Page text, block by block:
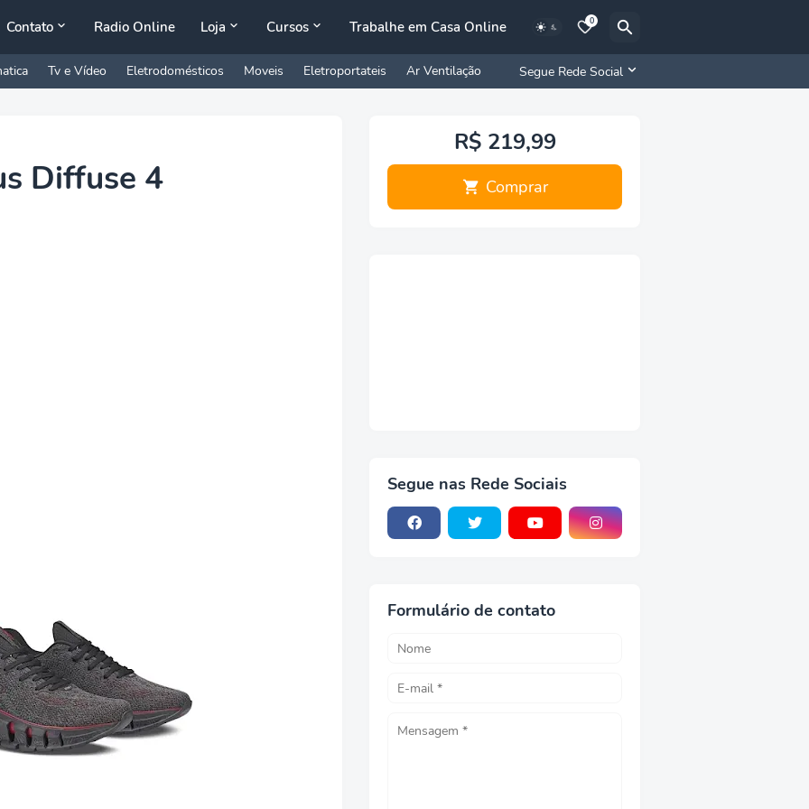
Contato Radio Online Loja Cursos Trabalhe em Casa Online 0
Tv e Vídeo Eletrodomésticos Moveis Eletroportateis Ar Ventilação Segue Rede Social
Diffuse 4
R$ 219,99
Comprar
Segue nas Rede Sociais
Formulário de contato